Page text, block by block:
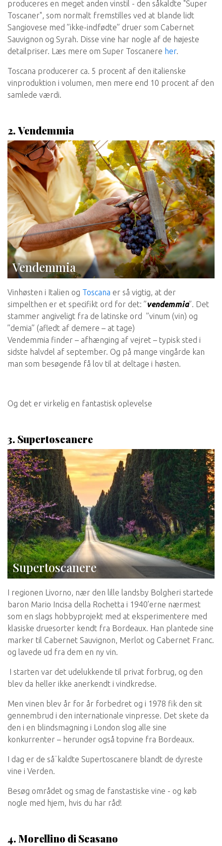
produceres en meget anden vinstil - den såkaldte "Super
Toscaner", som normalt fremstilles ved at blande lidt
Sangiovese med ”ikke-indfødte” druer som Cabernet
Sauvignon og Syrah. Disse vine har nogle af de højeste
detailpriser. Læs mere om Super Toscanere her.
Toscana producerer ca. 5 procent af den italienske
vinproduktion i volumen, men mere end 10 procent af den
samlede værdi.
2.Vendemmia
Vendemmia
Vinhøsten i Italien og Toscana er så vigtig, at der
simpelthen er et specifikt ord for det: ”vendemmia”. Det
stammer angiveligt fra de latinske ord ”vinum (vin) og
”demia” (afledt af demere – at tage)
Vendemmia finder – afhænging af vejret – typisk sted i
sidste halvdel af september. Og på mange vingårde kan
man som besøgende få lov til at deltage i høsten.
Og det er virkelig en fantastisk oplevelse
3. Supertoscanere
Supertoscanere
I regionen Livorno, nær den lille landsby Bolgheri startede
baron Mario Incisa della Rochetta i 1940’erne nærmest
som en slags hobbyprojekt med at eksperimentere med
klasiske druesorter kendt fra Bordeaux. Han plantede sine
marker til Cabernet Sauvignon, Merlot og Cabernet Franc.
og lavede ud fra dem en ny vin.
I starten var det udelukkende til privat forbrug, og den
blev da heller ikke anerkendt i vindkredse.
Men vinen blev år for år forbedret og i 1978 fik den sit
gennembrud i den internationale vinpresse. Det skete da
den i en blindsmagning i London slog alle sine
konkurrenter – herunder også topvine fra Bordeaux.
I dag er de så¨kaldte Supertoscanere blandt de dyreste
vine i Verden.
Besøg området og smag de fanstastiske vine - og køb
nogle med hjem, hvis du har råd!
4. Morellino di Scasano